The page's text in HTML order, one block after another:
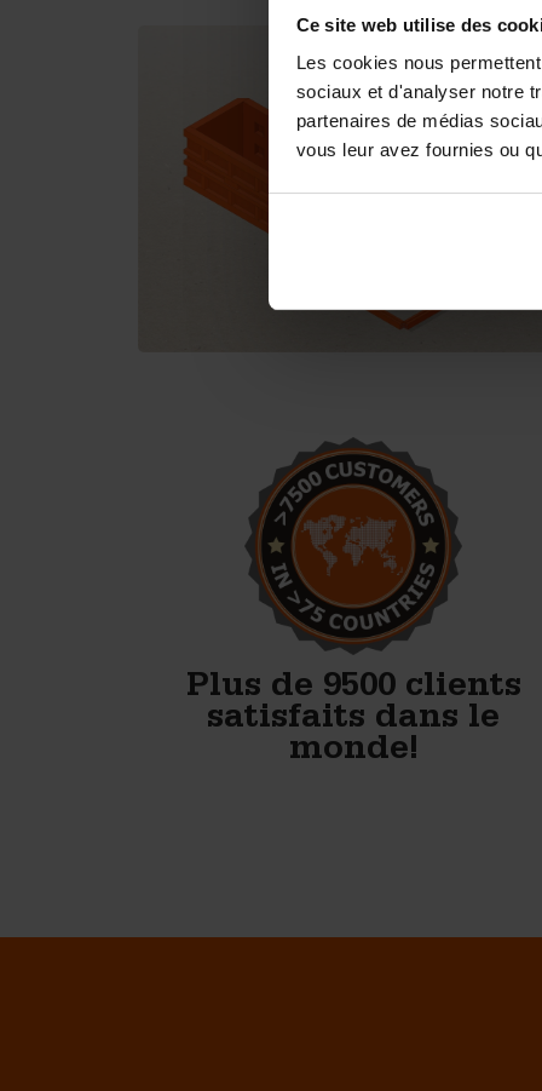
Ce site web utilise des
Les cookies nous
sociaux et d'analyser notre
partenaires de médias
vous leur avez fournies ou
Plus de 9500 clients
satisfaits dans le
monde!
Ce sont d'excellents moules à
béton. Je suis très content du
résultat du bloc.
Bob Hagerman - Hagerman Pre Cast